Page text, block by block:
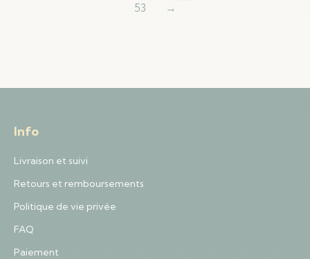
53
→
Info
Livraison et suivi
Retours et remboursements
Politique de vie privée
FAQ
Paiement